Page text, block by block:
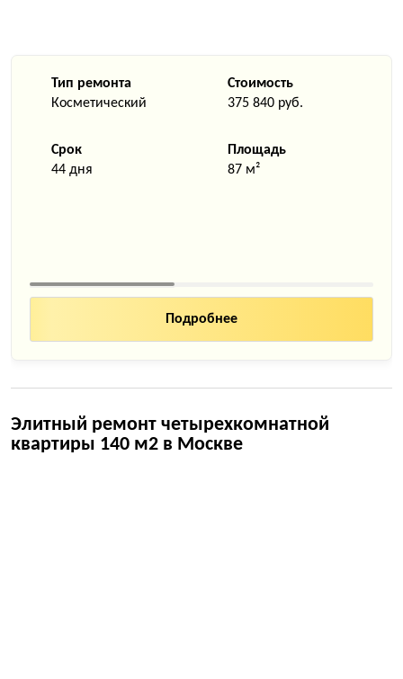
Тип ремонта
Косметический
Стоимость
375 840 руб.
Срок
44 дня
Площадь
87 м²
Подробнее
Элитный ремонт четырехкомнатной
квартиры 140 м2 в Москве